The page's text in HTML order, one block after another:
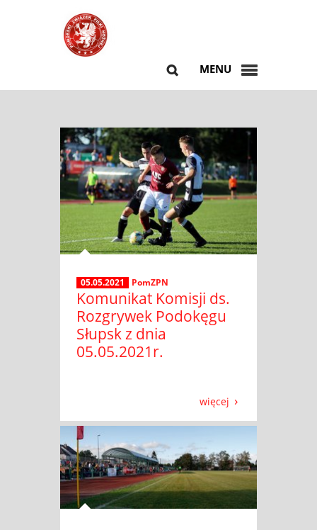
MENU
05.05.2021 PomZPN
Komunikat Komisji ds.
Rozgrywek Podokęgu
Słupsk z dnia
05.05.2021r.
więcej